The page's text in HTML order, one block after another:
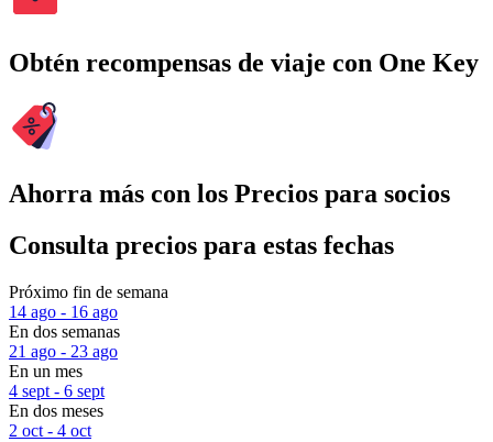
Obtén recompensas de viaje con One Key
Ahorra más con los Precios para socios
Consulta precios para estas fechas
Próximo fin de semana
14 ago - 16 ago
En dos semanas
21 ago - 23 ago
En un mes
4 sept - 6 sept
En dos meses
2 oct - 4 oct